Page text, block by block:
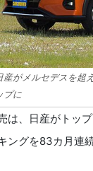
がメルセデスを超
プに
、日産がトッ
ングを83カ月連